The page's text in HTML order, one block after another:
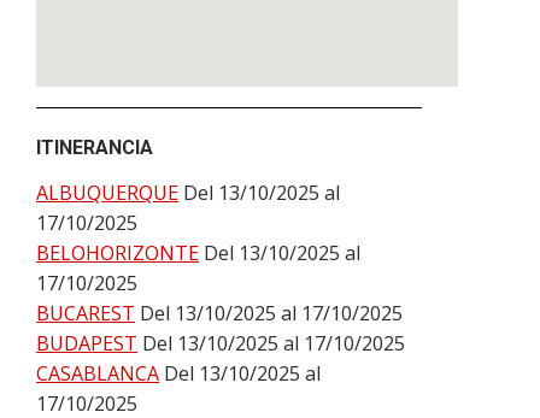
ITINERANCIA
ALBUQUERQUE Del 13/10/2025 al
17/10/2025
BELOHORIZONTE Del 13/10/2025 al
17/10/2025
BUCAREST Del 13/10/2025 al 17/10/2025
BUDAPEST Del 13/10/2025 al 17/10/2025
CASABLANCA Del 13/10/2025 al
17/10/2025